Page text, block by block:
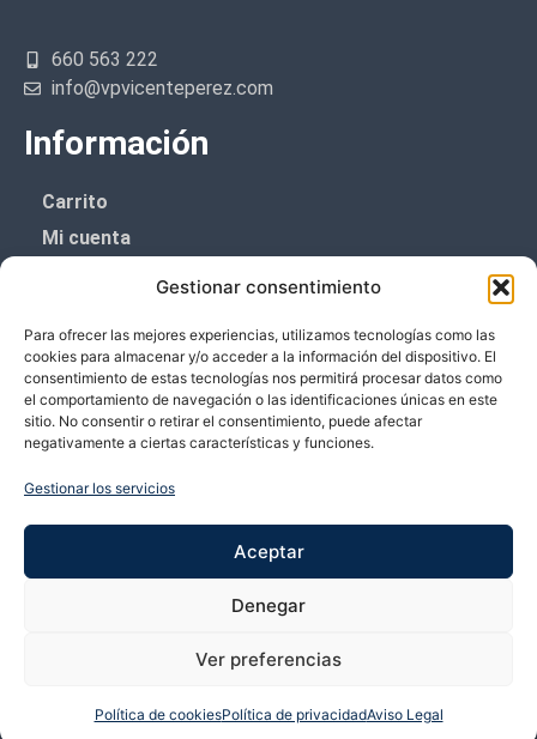
Gestionar consentimiento
Para ofrecer las mejores experiencias, utilizamos tecnologías como las
cookies para almacenar y/o acceder a la información del dispositivo. El
consentimiento de estas tecnologías nos permitirá procesar datos como
el comportamiento de navegación o las identificaciones únicas en este
sitio. No consentir o retirar el consentimiento, puede afectar
negativamente a ciertas características y funciones.
Gestionar los servicios
Aceptar
Denegar
Ver preferencias
Política de cookiesPolítica de privacidadAviso Legal
660 563 222
info@vpvicenteperez.com
Información
Carrito
Mi cuenta
Política de cookies (UE)
Boletín de noticias
¡¡Suscríbete y prometemos no dar mucho el
Te enviaremos sólo cosas importantes.
Copyright © 2026 VP Vicente Perez | Desarrollado por Bubango Networks